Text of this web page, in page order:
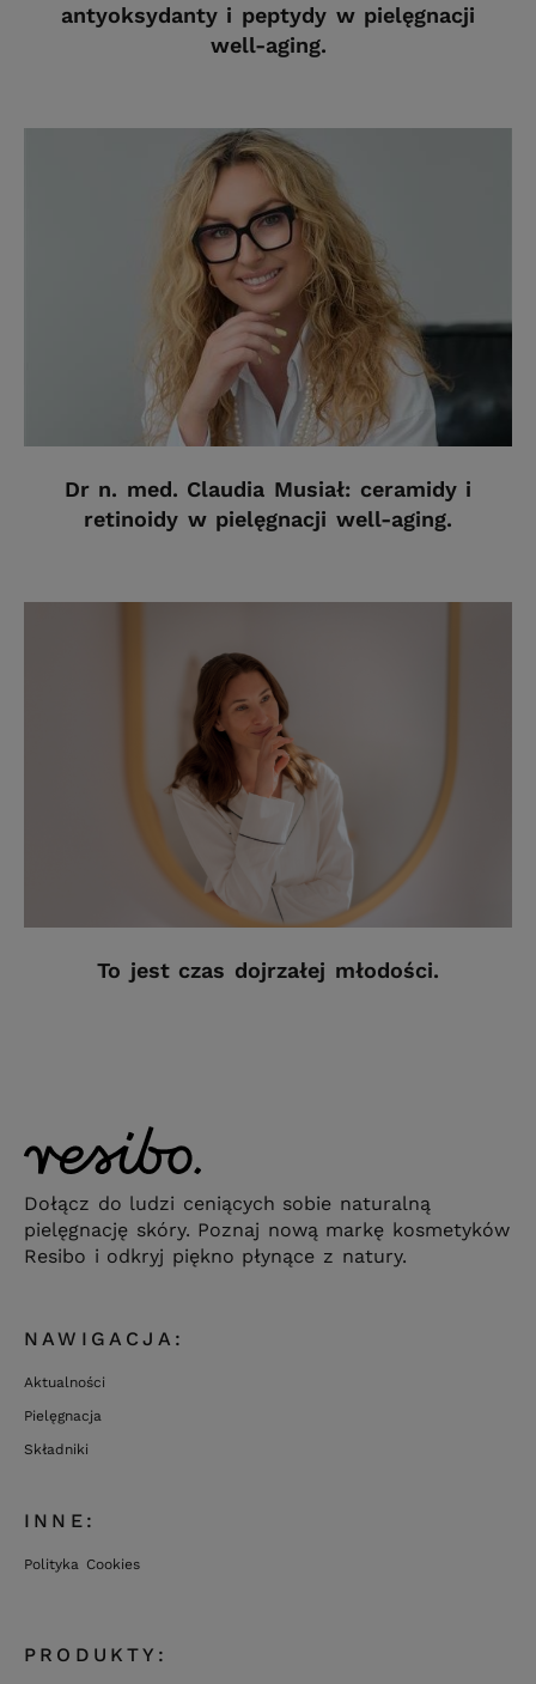
antyoksydanty i peptydy w pielęgnacji
well-aging.
Dr n. med. Claudia Musiał: ceramidy i
retinoidy w pielęgnacji well-aging.
To jest czas dojrzałej młodości.
Dołącz do ludzi ceniących sobie naturalną
pielęgnację skóry. Poznaj nową markę kosmetyków
Resibo i odkryj piękno płynące z natury.
NAWIGACJA:
Aktualności
Pielęgnacja
Składniki
INNE:
Polityka Cookies
PRODUKTY: